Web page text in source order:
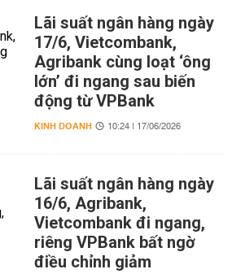
Lãi suất ngân hàng ngày
17/6, Vietcombank,
Agribank cùng loạt ‘ông
lớn’ đi ngang sau biến
động từ VPBank
KINH DOANH 10:24 | 17/06/2026
Lãi suất ngân hàng ngày
16/6, Agribank,
Vietcombank đi ngang,
riêng VPBank bất ngờ
điều chỉnh giảm